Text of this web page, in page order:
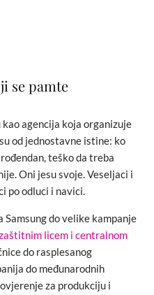
se pamte
agencija koja organizuje
od jednostavne istine: ko
teško da treba
Oni jesu svoje. Veseljaci i
po odluci i navici.
Samsung do velike kampanje
licem i centralnom
do rasplesanog
do međunarodnih
za produkciju i